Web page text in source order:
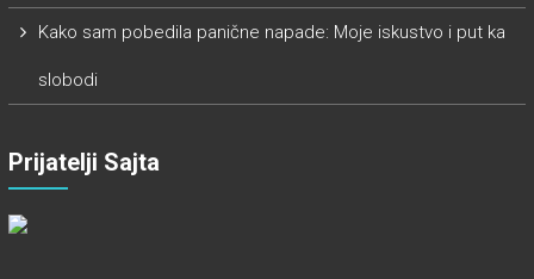
Kako sam pobedila panične napade: Moje iskustvo i put ka
slobodi
Prijatelji Sajta